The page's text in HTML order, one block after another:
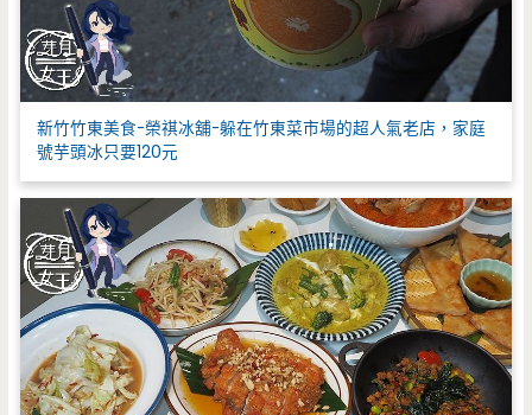
新竹竹東美食-榮祺冰舖-躲在竹東菜市場的超人氣老店，家庭
號芋頭冰只要120元